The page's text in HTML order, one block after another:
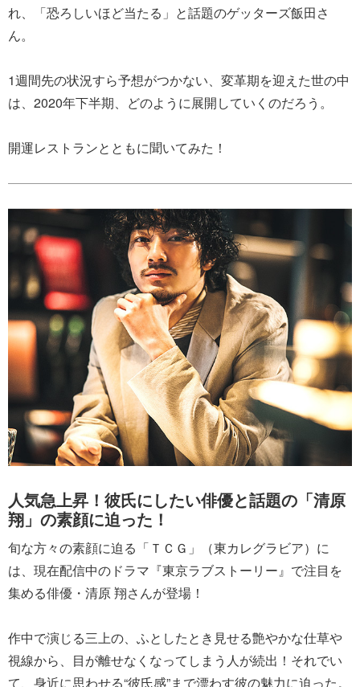
れ、「恐ろしいほど当たる」と話題のゲッターズ飯田さ
ん。
1週間先の状況すら予想がつかない、変革期を迎えた世の中
は、2020年下半期、どのように展開していくのだろう。
開運レストランとともに聞いてみた！
人気急上昇！彼氏にしたい俳優と話題の「清原
翔」の素顔に迫った！
旬な方々の素顔に迫る「ＴＣＧ」（東カレグラビア）に
は、現在配信中のドラマ『東京ラブストーリー』で注目を
集める俳優・清原 翔さんが登場！
作中で演じる三上の、ふとしたとき見せる艶やかな仕草や
視線から、目が離せなくなってしまう人が続出！それでい
て、身近に思わせる“彼氏感”まで漂わす彼の魅力に迫った。